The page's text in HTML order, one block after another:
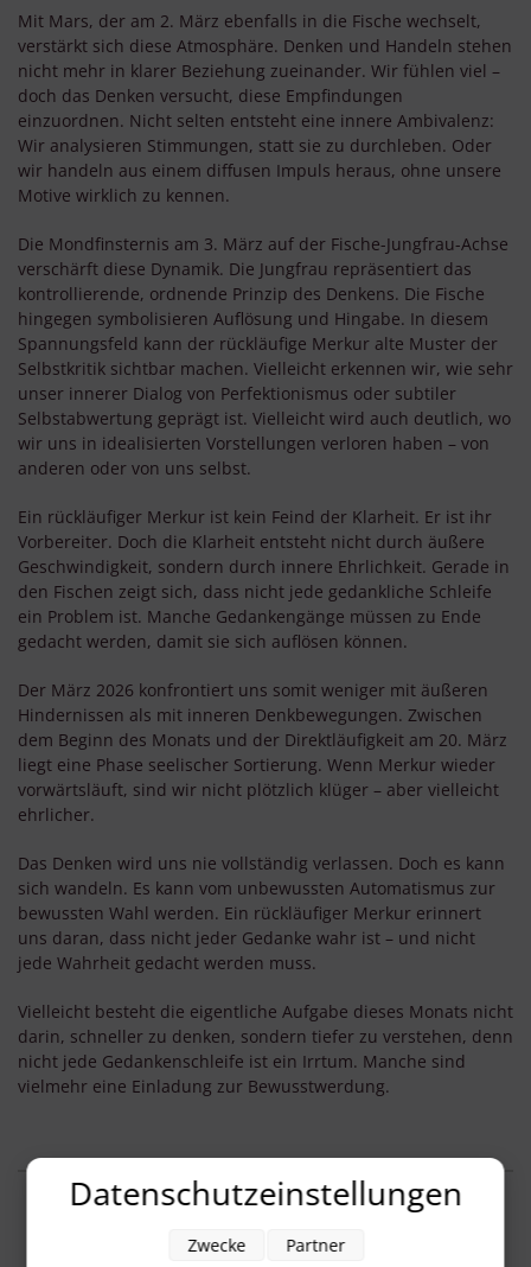
Mit Mars, der am 2. März ebenfalls in die Fische wechselt,
verstärkt sich diese Atmosphäre. Denken und Handeln stehen
nicht mehr in klarer Beziehung zueinander. Wir fühlen viel –
doch das Denken versucht, diese Empfindungen
einzuordnen. Nicht selten entsteht eine innere Ambivalenz:
Wir analysieren Stimmungen, statt sie zu durchleben. Oder
wir handeln aus einem diffusen Impuls heraus, ohne unsere
Motive wirklich zu kennen.
Die Mondfinsternis am 3. März auf der Fische-Jungfrau-Achse
verschärft diese Dynamik. Die Jungfrau repräsentiert das
kontrollierende, ordnende Prinzip des Denkens. Die Fische
hingegen symbolisieren Auflösung und Hingabe. In diesem
Spannungsfeld kann der rückläufige Merkur alte Muster der
Selbstkritik sichtbar machen. Vielleicht erkennen wir, wie sehr
unser innerer Dialog von Perfektionismus oder subtiler
Selbstabwertung geprägt ist. Vielleicht wird auch deutlich, wo
wir uns in idealisierten Vorstellungen verloren haben – von
anderen oder von uns selbst.
Ein rückläufiger Merkur ist kein Feind der Klarheit. Er ist ihr
Vorbereiter. Doch die Klarheit entsteht nicht durch äußere
Geschwindigkeit, sondern durch innere Ehrlichkeit. Gerade in
den Fischen zeigt sich, dass nicht jede gedankliche Schleife
ein Problem ist. Manche Gedankengänge müssen zu Ende
gedacht werden, damit sie sich auflösen können.
Der März 2026 konfrontiert uns somit weniger mit äußeren
Hindernissen als mit inneren Denkbewegungen. Zwischen
dem Beginn des Monats und der Direktläufigkeit am 20. März
liegt eine Phase seelischer Sortierung. Wenn Merkur wieder
vorwärtsläuft, sind wir nicht plötzlich klüger – aber vielleicht
ehrlicher.
Das Denken wird uns nie vollständig verlassen. Doch es kann
sich wandeln. Es kann vom unbewussten Automatismus zur
bewussten Wahl werden. Ein rückläufiger Merkur erinnert
uns daran, dass nicht jeder Gedanke wahr ist – und nicht
jede Wahrheit gedacht werden muss.
Vielleicht besteht die eigentliche Aufgabe dieses Monats nicht
darin, schneller zu denken, sondern tiefer zu verstehen, denn
nicht jede Gedankenschleife ist ein Irrtum. Manche sind
vielmehr eine Einladung zur Bewusstwerdung.
Datenschutzeinstellungen
Zwecke Partner